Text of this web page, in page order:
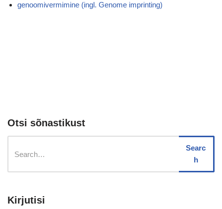
genoomivermimine (ingl. Genome imprinting)
Otsi sõnastikust
Searc
h
Kirjutisi